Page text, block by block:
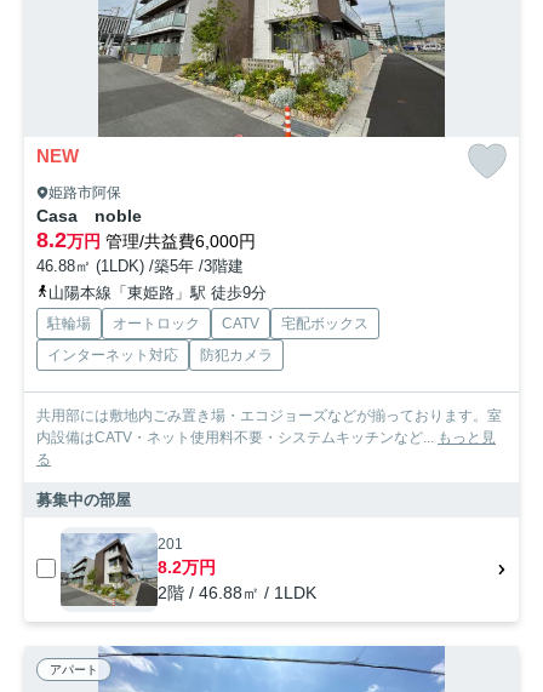
NEW
姫路市阿保
Casa noble
8.2万円 管理/共益費6,000円
46.88㎡ (1LDK) /築5年 /3階建
山陽本線「東姫路」駅 徒歩9分
駐輪場 オートロック CATV
宅配ボックス
インターネット対応
防犯カメラ
共用部には敷地内ごみ置き場・エコジョーズなどが揃っております。室
内設備はCATV・ネット使用料不要・システムキッチンなど...
もっと見
る
募集中の部屋
201
8.2万円
2階 / 46.88㎡ / 1LDK
アパート